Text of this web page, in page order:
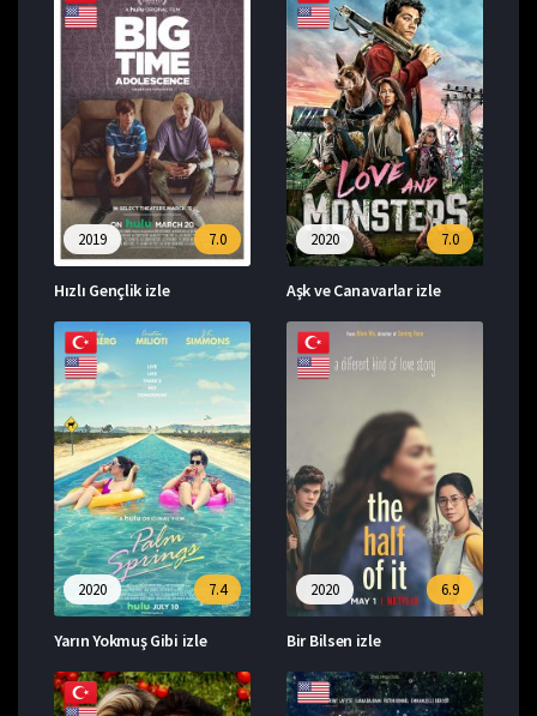
7.0
2019
Hızlı Gençlik izle
7.0
2020
Aşk ve Canavarlar izle
7.4
2020
Yarın Yokmuş Gibi izle
6.9
2020
Bir Bilsen izle